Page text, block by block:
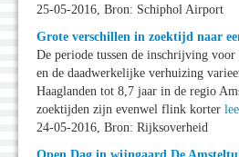
25-05-2016, Bron: Schiphol Airport
Grote verschillen in zoektijd naar
De periode tussen de inschrijving
en de daadwerkelijke verhuizing
Haaglanden tot 8,7 jaar in de regio
zoektijden zijn evenwel flink korter
24-05-2016, Bron: Rijksoverheid